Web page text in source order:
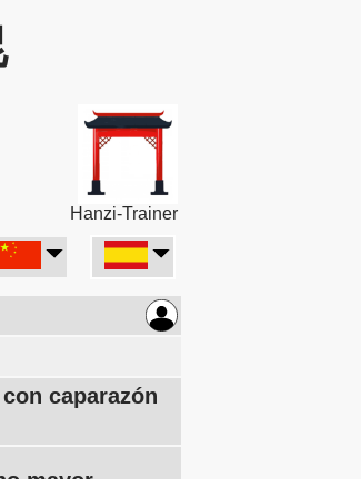
Hanzi-Trainer
caparazón